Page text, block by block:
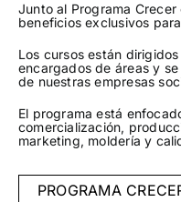
Junto al Programa
beneficios exclusivos
Los cursos están
encargados de áreas y
de nuestras empresas
El programa está
comercialización,
marketing, moldería y
PROGRAMA